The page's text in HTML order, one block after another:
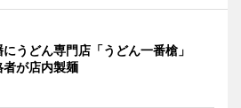
にうどん専門店「うどん一番槍」
者が店内製麺